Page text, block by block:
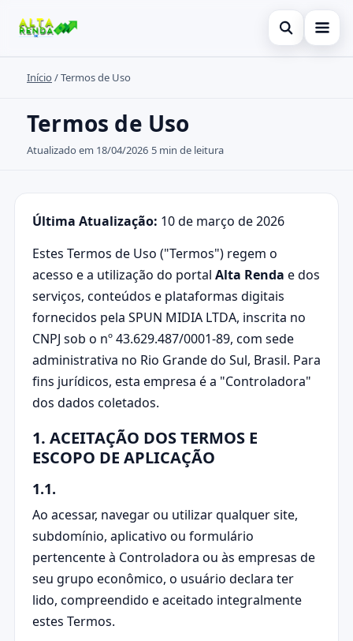
Abrir busca
Inicial
Cartão de Crédito
Novidades
Legal
Buscar no site
Início /Termos de Uso
Termos de Uso
Atualizado em 18/04/2026 5 min de leitura
Última Atualização: 10 de março de 2026
Estes Termos de Uso ("Termos") regem o
acesso e a utilização do portal Alta Renda e dos
serviços, conteúdos e plataformas digitais
fornecidos pela SPUN MIDIA LTDA, inscrita no
CNPJ sob o nº 43.629.487/0001-89, com sede
administrativa no Rio Grande do Sul, Brasil. Para
fins jurídicos, esta empresa é a "Controladora"
dos dados coletados.
1. ACEITAÇÃO DOS TERMOS E
ESCOPO DE APLICAÇÃO
1.1.
Ao acessar, navegar ou utilizar qualquer site,
subdomínio, aplicativo ou formulário
pertencente à Controladora ou às empresas de
seu grupo econômico, o usuário declara ter
lido, compreendido e aceitado integralmente
estes Termos.